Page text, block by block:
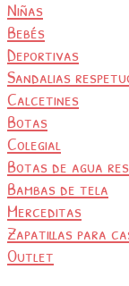
Niñas
Bebés
Deportivas
Sandalias
Calcetines
Botas
Colegial
Botas de agua
Bambas de tela
Merceditas
Zapatillas para
Outlet